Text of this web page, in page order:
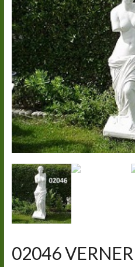
02046